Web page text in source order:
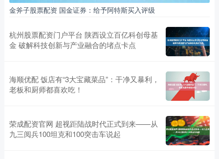
金斧子股票配资 国金证券：给予阿特斯买入评级
杭州股票配资门户平台 陕西设立百亿科创母基
金 破解科技创新与产业融合的堵点卡点
海顺优配 饭店有“3大宝藏菜品”：干净又暴利，
老板和厨师都喜欢吃！
荣成配资官网 超视距陆战时代正式到来——从
九三阅兵100坦克和100突击车说起